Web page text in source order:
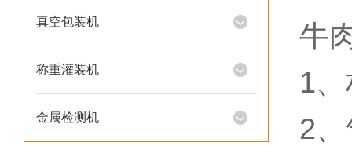
真空包装机
称重灌装机
金属检测机
牛
1
2